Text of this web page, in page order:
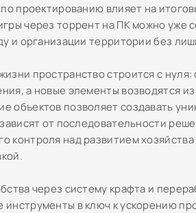
проектированию влияет на
через торрент на ПК можно уже
и организации территории без
пространство строится с нуля:
а новые элементы возводятся
объектов позволяет создавать
от последовательности
контроля над развитием
через систему крафта и
в ключ к ускорению